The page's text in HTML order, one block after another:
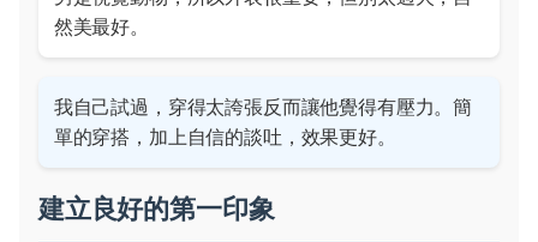
然美最好。
我自己試過，穿得太誇張反而讓他覺得有壓力。簡
單的穿搭，加上自信的談吐，效果更好。
建立良好的第一印象